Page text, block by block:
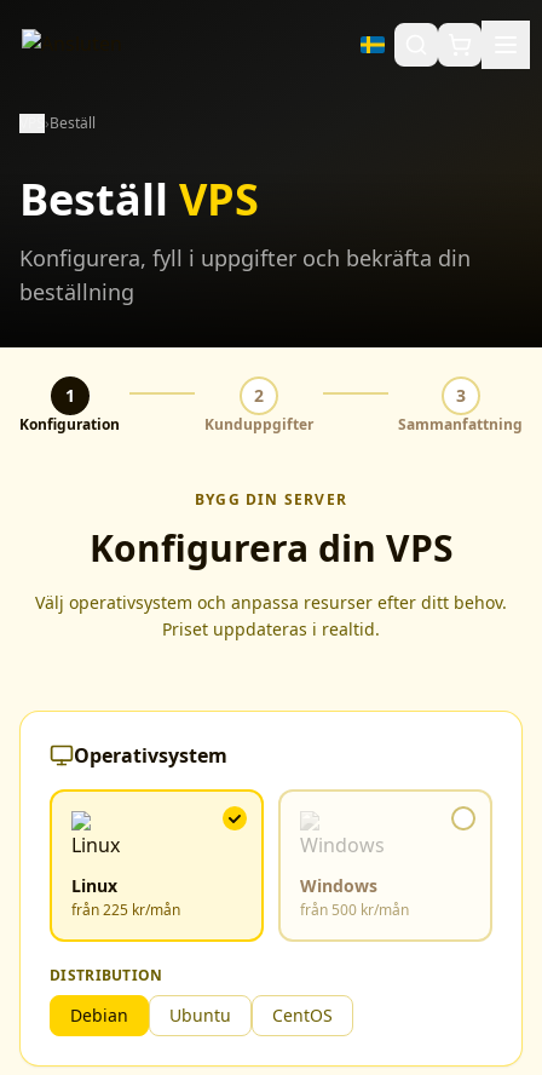
›Beställ
Beställ VPS
Konfigurera, fyll i uppgifter och bekräfta din
beställning
1
Konfiguration
2
Kunduppgifter
3
Sammanfattning
BYGG DIN SERVER
Konfigurera din VPS
Välj operativsystem och anpassa resurser efter ditt behov.
Priset uppdateras i realtid.
Operativsystem
Linux
från225 kr/mån
Windows
från 500 kr/mån
DISTRIBUTION
Debian Ubuntu CentOS